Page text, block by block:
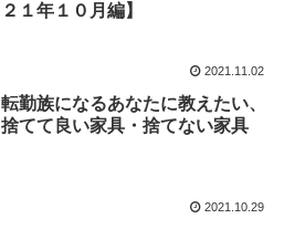
２１年１０月編】
2021.11.02
転勤族になるあなたに教えたい、
捨てて良い家具・捨てない家具
2021.10.29